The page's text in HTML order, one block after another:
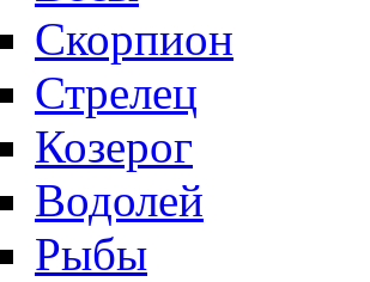
Скорпион
Стрелец
Козерог
Водолей
Рыбы